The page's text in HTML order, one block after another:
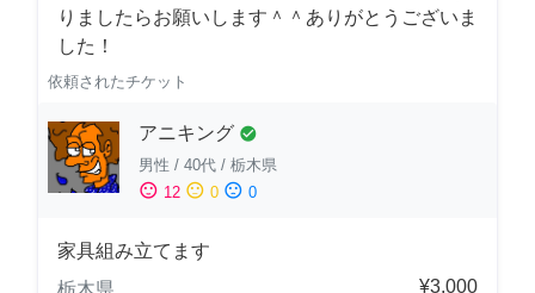
りましたらお願いします＾＾ありがとうございま
した！
依頼されたチケット
アニキング check_circle
男性 / 40代 / 栃木県
sentiment_satisfied 12 sentiment_neutral 0 sentiment_dissatisfied 0
家具組み立てます
栃木県
¥3,000